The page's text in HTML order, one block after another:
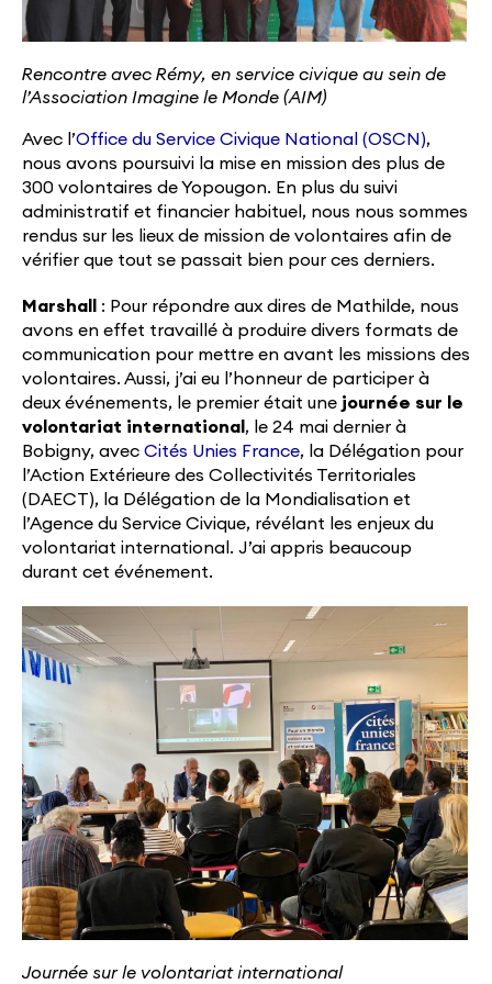
Rencontre avec Rémy, en service civique au sein de
l’Association Imagine le Monde (AIM)
Avec l’Office du Service Civique National (OSCN),
nous avons poursuivi la mise en mission des plus de
300 volontaires de Yopougon. En plus du suivi
administratif et financier habituel, nous nous sommes
rendus sur les lieux de mission de volontaires afin de
vérifier que tout se passait bien pour ces derniers.
Marshall : Pour répondre aux dires de Mathilde, nous
avons en effet travaillé à produire divers formats de
communication pour mettre en avant les missions des
volontaires. Aussi, j’ai eu l’honneur de participer à
deux événements, le premier était une journée sur le
volontariat international , le 24 mai dernier à
Bobigny, avec Cités Unies France, la Délégation pour
l’Action Extérieure des Collectivités Territoriales
(DAECT), la Délégation de la Mondialisation et
l’Agence du Service Civique, révélant les enjeux du
volontariat international. J’ai appris beaucoup
durant cet événement.
Journée sur le volontariat international